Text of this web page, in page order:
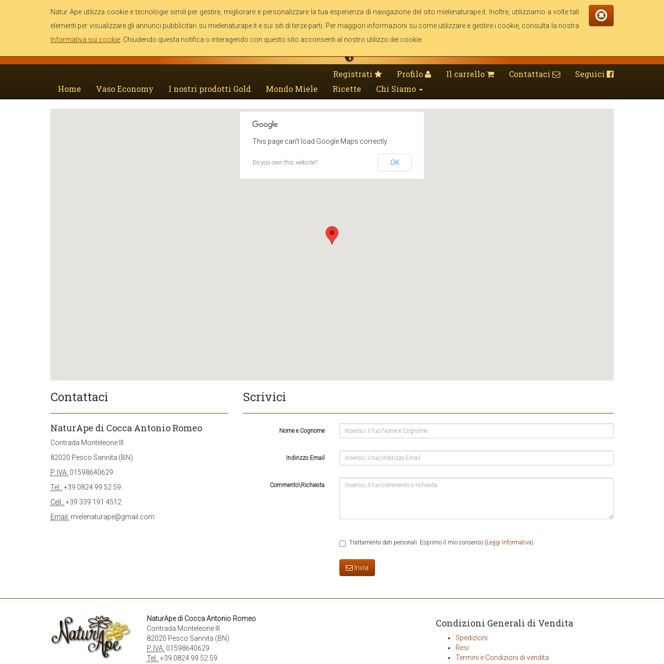
Registrati Profilo Il carrello Contattaci
Seguici
Home
Vaso Economy I nostri prodotti Gold Mondo Miele Ricette Chi Siamo
Natur Ape utilizza cookie e tecnologie simili per gestire, migliorare e personalizzare la tua esperienza di navigazione del sito mielenaturape.it. Inoltre, utilizziamo a volte tali
elementi per visualizzare gli annunci pubblicitari su mielenaturape.it e sui siti di terze parti. Per maggiori informazioni su come utilizzare e gestire i cookie, consulta la nostra
Informativa sui cookie . Chiudendo questa notifica o interagendo con questo sito acconsenti al nostro utilizzo dei cookie.
This page can't load Google Maps correctly.
Do you own this website? OK
Contattaci
NaturApe di Cocca Antonio Romeo
Contrada Monteleone III
82020 Pesco Sannita (BN)
P. IVA: 01598640629
Tel.: +39 0824 99 52 59
Cell.: +39 339 191 4512
Email: mielenaturape@gmail.com
Scrivici
Nome e Cognome
Indirizzo Email
Commento\Richiesta
Trattamento dati personali: Esprimo il mio consenso (Leggi Informativa)
Invia
NaturApe di Cocca Antonio Romeo
Contrada Monteleone III
82020 Pesco Sannita (BN)
P. IVA: 01598640629
Tel.: +39 0824 99 52 59
Condizioni Generali di Vendita
Spedizioni
Resi
Termini e Condizioni di vendita